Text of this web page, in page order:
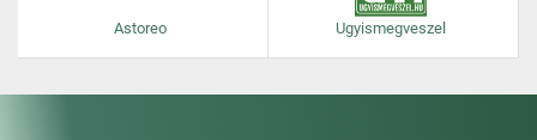
Astoreo Ugyismegveszel